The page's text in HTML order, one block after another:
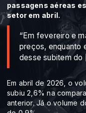
passagens aéreas
setor em abril.
“Em fevereiro e
preços, enquanto
desse subitem do
Em abril de 2026, o
subiu 2,6% na
anterior. Já o volume